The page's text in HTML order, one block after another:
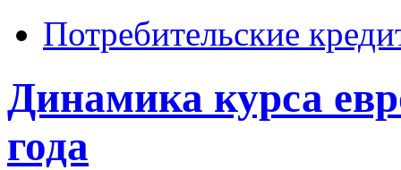
Потребительские
Динамика курса
года